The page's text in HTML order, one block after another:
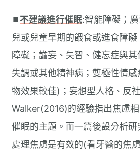
⏹︎不建議進行催眠:智能障礙；
兒或兒童早期的餵食或進食障
障礙；譫妄、失智、健忘症與
失調或其他精神病；雙極性情
物效果較佳)；妄想型人格、反社
Walker(2016)的經驗指出焦慮
催眠的主題。而一篇後設分析
處理焦慮是有效的(看牙醫的焦